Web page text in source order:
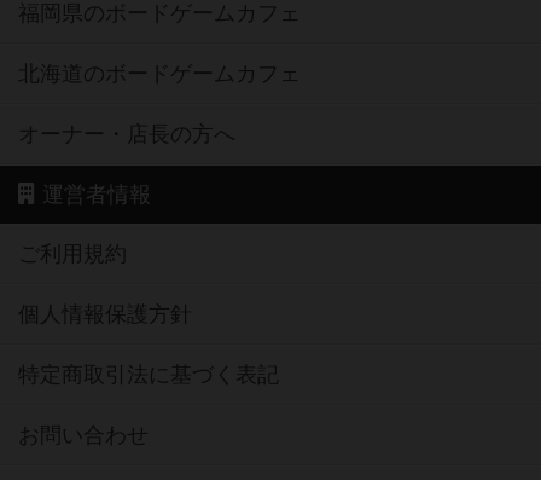
福岡県のボードゲームカフェ
北海道のボードゲームカフェ
オーナー・店長の方へ
運営者情報
ご利用規約
個人情報保護方針
特定商取引法に基づく表記
お問い合わせ